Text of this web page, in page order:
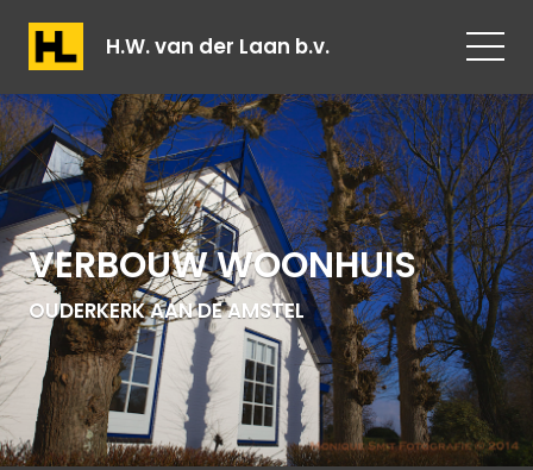
H.W. van der Laan b.v.
VERBOUW WOONHUIS
OUDERKERK AAN DE AMSTEL